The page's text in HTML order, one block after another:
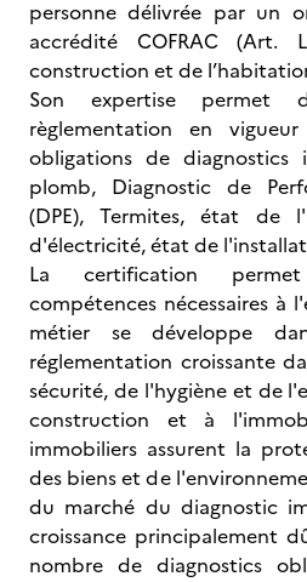
personne délivrée par un
accrédité COFRAC (Art.
construction et de
Son expertise
règlementation en
obligations de diagnostics
plomb, Diagnostic de
(DPE), Termites, état de
d'électricité, état de
La certification
compétences nécessaires à
métier se développe
réglementation croissante
sécurité, de l'hygiène et de
construction et à
immobiliers assurent la
des biens et de
du marché du diagnostic
croissance principalement
nombre de diagnostics